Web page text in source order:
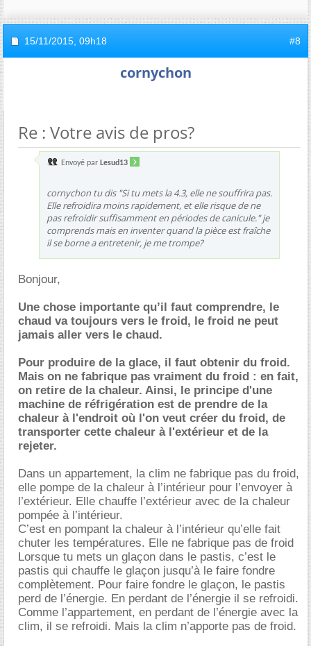
15/11/2015, 09h18 #8
cornychon
Re : Votre avis de pros?
Envoyé par Lesud13
cornychon tu dis "Si tu mets la 4.3, elle ne souffrira pas.
Elle refroidira moins rapidement, et elle risque de ne
pas refroidir suffisamment en périodes de canicule." je
comprends mais en inventer quand la pièce est fraîche
il se borne a entretenir, je me trompe?
Bonjour,
Une chose importante qu’il faut comprendre, le
chaud va toujours vers le froid, le froid ne peut
jamais aller vers le chaud.
Pour produire de la glace, il faut obtenir du froid.
Mais on ne fabrique pas vraiment du froid : en fait,
on retire de la chaleur. Ainsi, le principe d'une
machine de réfrigération est de prendre de la
chaleur à l'endroit où l'on veut créer du froid, de
transporter cette chaleur à l'extérieur et de la
rejeter.
Dans un appartement, la clim ne fabrique pas du froid,
elle pompe de la chaleur à l’intérieur pour l’envoyer à
l’extérieur. Elle chauffe l’extérieur avec de la chaleur
pompée à l’intérieur.
C’est en pompant la chaleur à l’intérieur qu’elle fait
chuter les températures. Elle ne fabrique pas de froid
Lorsque tu mets un glaçon dans le pastis, c’est le
pastis qui chauffe le glaçon jusqu’à le faire fondre
complètement. Pour faire fondre le glaçon, le pastis
perd de l’énergie. En perdant de l’énergie il se refroidi.
Comme l’appartement, en perdant de l’énergie avec la
clim, il se refroidi. Mais la clim n’apporte pas de froid.